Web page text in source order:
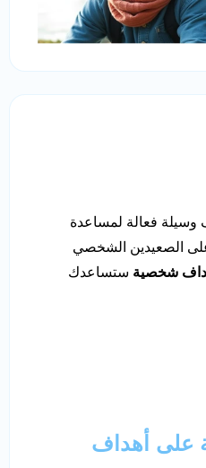
وسيلة فعالة لمساعدة
الصعيدين الشخصي
شخصية ستساعدك
على أهداف